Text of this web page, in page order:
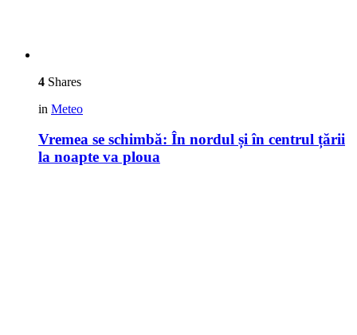
4 Shares
in Meteo
Vremea se schimbă: În nordul și în centrul țării
la noapte va ploua